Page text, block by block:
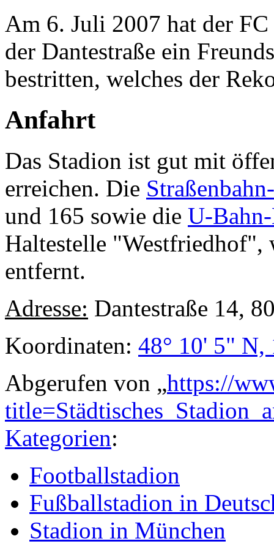
Am 6. Juli 2007 hat der
der Dantestraße ein
bestritten, welches der
Anfahrt
Das Stadion ist gut mit
erreichen. Die
und 165 sowie die U-
Haltestelle "Westfriedhof",
entfernt.
Adresse: Dantestraße 14,
Koordinaten: 48° 10' 5" N,
Abgerufen von „https://
Kategorien:
Footballstadion
Fußballstadion in
Stadion in München